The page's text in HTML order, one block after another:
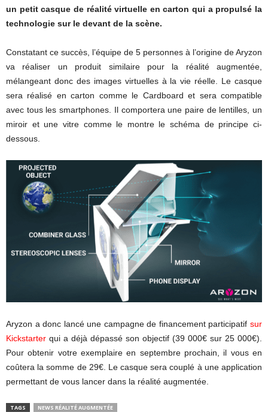
un petit casque de réalité virtuelle en carton qui a propulsé la
technologie sur le devant de la scène.
Constatant ce succès, l’équipe de 5 personnes à l’origine de Aryzon
va réaliser un produit similaire pour la réalité augmentée,
mélangeant donc des images virtuelles à la vie réelle. Le casque
sera réalisé en carton comme le Cardboard et sera compatible
avec tous les smartphones. Il comportera une paire de lentilles, un
miroir et une vitre comme le montre le schéma de principe ci-
dessous.
Aryzon a donc lancé une campagne de financement participatif sur
Kickstarter qui a déjà dépassé son objectif (39 000€ sur 25 000€).
Pour obtenir votre exemplaire en septembre prochain, il vous en
coûtera la somme de 29€. Le casque sera couplé à une application
permettant de vous lancer dans la réalité augmentée.
TAGS NEWS RÉALITÉ AUGMENTÉE